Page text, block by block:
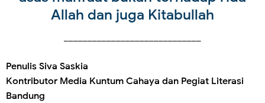
Allah dan juga Kitabullah
Penulis Siva Saskia
Kontributor Media Kuntum Cahaya dan Pegiat Literasi
Bandung